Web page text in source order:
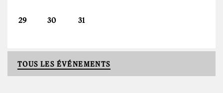
29 30 31
TOUS LES ÉVÉNEMENTS